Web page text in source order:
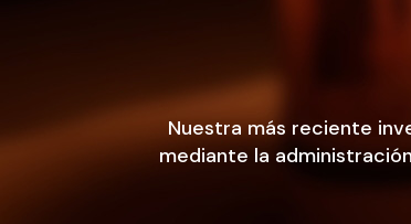
Nuestra más reciente
mediante la